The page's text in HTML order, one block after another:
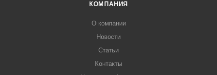
КОМПАНИЯ
О компании
Новости
Статьи
Контакты